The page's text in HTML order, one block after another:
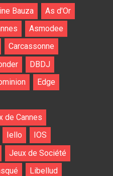
Bauza
As d'Or
Asmodee
Carcassonne
DBDJ
Edge
de Cannes
Iello
IOS
Jeux de Société
Libellud